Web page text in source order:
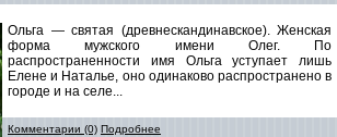
Ольга — святая (древнескандинавское). Женская
форма мужского имени Олег. По
распространенности имя Ольга уступает лишь
Елене и Наталье, оно одинаково распространено в
городе и на селе...
Комментарии (0) Подробнее